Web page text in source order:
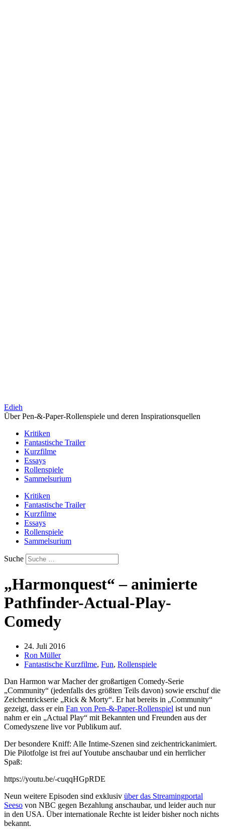
Edieh
Über Pen-&-Paper-Rollenspiele und deren Inspirationsquellen
Kritiken
Fantastische Trailer
Kurzfilme
Essays
Rollenspiele
Sammelsurium
Kritiken
Fantastische Trailer
Kurzfilme
Essays
Rollenspiele
Sammelsurium
Suche
„Harmonquest“ – animierte
Pathfinder-Actual-Play-
Comedy
24. Juli 2016
Ron Müller
Fantastische Kurzfilme, Fun, Rollenspiele
Dan Harmon war Macher der großartigen Comedy-Serie
„Community“ (jedenfalls des größten Teils davon) sowie erschuf die
Zeichentrickserie „Rick & Morty“. Er hat bereits in „Community“
gezeigt, dass er ein Fan von Pen-&-Paper-Rollenspiel ist und nun
nahm er ein „Actual Play“ mit Bekannten und Freunden aus der
Comedyszene live vor Publikum auf.
Der besondere Kniff: Alle Intime-Szenen sind zeichentrickanimiert.
Die Pilotfolge ist frei auf Youtube anschaubar und ein herrlicher
Spaß:
https://youtu.be/-cuqqHGpRDE
Neun weitere Episoden sind exklusiv über das Streamingportal
Seeso von NBC gegen Bezahlung anschaubar, und leider auch nur
in den USA. Über internationale Rechte ist leider bisher noch nichts
bekannt.